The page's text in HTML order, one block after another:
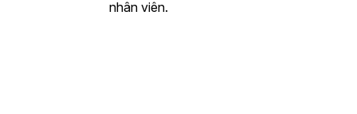
nhân viên.